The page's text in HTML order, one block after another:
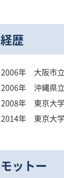
経歴
2006年 大阪市
2006年 沖縄県
2008年 東京大
2014年 東京大
モットー